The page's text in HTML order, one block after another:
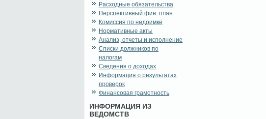
Расходные обязательства
Перспективный фин. план
Комиссия по недоимке
Нормативные акты
Анализ, отчеты и исполнение
Списки должников по
налогам
Сведения о доходах
Информация о результатах
проверок
Финансовая грамотность
ИНФОРМАЦИЯ ИЗ
ВЕДОМСТВ